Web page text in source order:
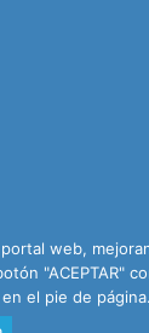
web,
"ACEPTAR"
en el pie de página.